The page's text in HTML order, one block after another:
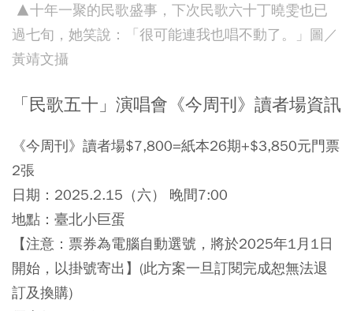
▲十年一聚的民歌盛事，下次民歌六十丁曉雯也已
過七旬，她笑說：「很可能連我也唱不動了。」圖／
黃靖文攝
「民歌五十」演唱會《今周刊》讀者場資訊
《今周刊》讀者場$7,800=紙本26期+$3,850元門票
2張
日期：2025.2.15（六） 晚間7:00
地點：臺北小巨蛋
【注意：票券為電腦自動選號，將於2025年1月1日
開始，以掛號寄出】(此方案一旦訂閱完成恕無法退
訂及換購)